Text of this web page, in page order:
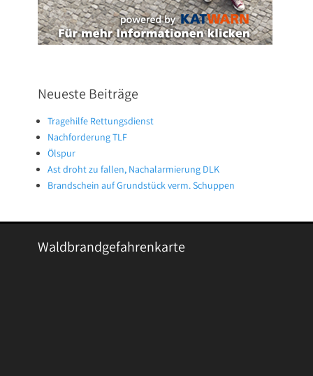
Neueste Beiträge
Tragehilfe Rettungsdienst
Nachforderung TLF
Ölspur
Ast droht zu fallen, Nachalarmierung DLK
Brandschein auf Grundstück verm. Schuppen
Waldbrandgefahrenkarte